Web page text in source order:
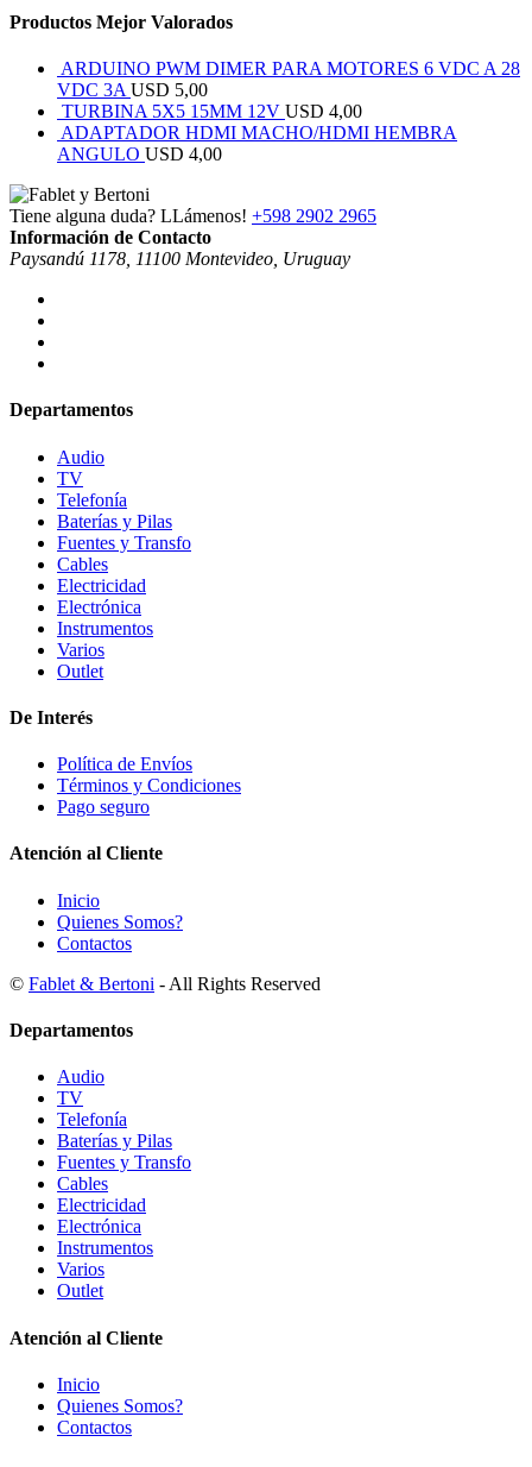
Productos Mejor Valorados
ARDUINO PWM DIMER PARA MOTORES 6 VDC A 28
VDC 3A USD 5,00
TURBINA 5X5 15MM 12V USD 4,00
ADAPTADOR HDMI MACHO/HDMI HEMBRA
ANGULO USD 4,00
Tiene alguna duda? LLámenos! +598 2902 2965
Información de Contacto
Paysandú 1178, 11100 Montevideo, Uruguay
Departamentos
Audio
TV
Telefonía
Baterías y Pilas
Fuentes y Transfo
Cables
Electricidad
Electrónica
Instrumentos
Varios
Outlet
De Interés
Política de Envíos
Términos y Condiciones
Pago seguro
Atención al Cliente
Inicio
Quienes Somos?
Contactos
© Fablet & Bertoni - All Rights Reserved
Departamentos
Audio
TV
Telefonía
Baterías y Pilas
Fuentes y Transfo
Cables
Electricidad
Electrónica
Instrumentos
Varios
Outlet
Atención al Cliente
Inicio
Quienes Somos?
Contactos